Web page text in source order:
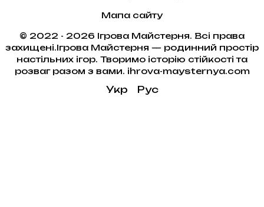
Мапа сайту
© 2022 - 2026 Ігрова Майстерня. Всі права
захищені.Ігрова Майстерня — родинний простір
настільних ігор. Творимо історію стійкості та
розваг разом з вами. ihrova-maysternya.com
Укр Рус